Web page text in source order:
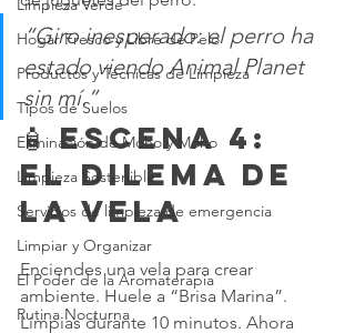
Limpieza Verde
Hogar Fresco y Libre de Pelo
Productos y Técnicas de Limpieza
Tipos de Suelos
Eliminación de Moho y Moho
Limpieza Sostenible
Servicios de limpieza de emergencia
Limpiar y Organizar
El Poder de la Aromaterapia
Rutina Nocturna
“Giro inesperado: el perro ha
estado viendo Animal Planet
sin mí.”
🧴 Escena 4:
El Dilema de
la Vela
Enciendes una vela para crear
ambiente. Huele a “Brisa Marina”.
Limpias durante 10 minutos. Ahora